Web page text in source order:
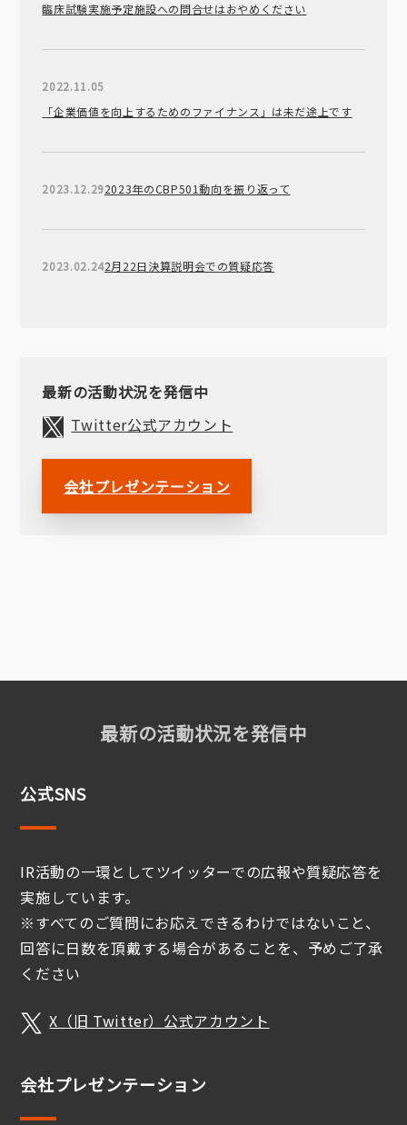
臨床試験実施予定施設への問合せはおやめください
2022.11.05
「企業価値を向上するためのファイナンス」は未だ途上です
2023.12.292023年のCBP501動向を振り返って
2023.02.242月22日決算説明会での質疑応答
最新の活動状況を発信中
Twitter公式アカウント
会社プレゼンテーション
最新の活動状況を発信中
公式SNS
IR活動の一環としてツイッターでの広報や質疑応答を
実施しています。
※すべてのご質問にお応えできるわけではないこと、
回答に日数を頂戴する場合があることを、予めご了承
ください
X（旧 Twitter）公式アカウント
会社プレゼンテーション